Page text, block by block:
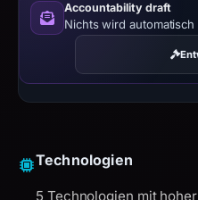
Accountability draft
Nichts wird
Technologien
5 Technologien mit